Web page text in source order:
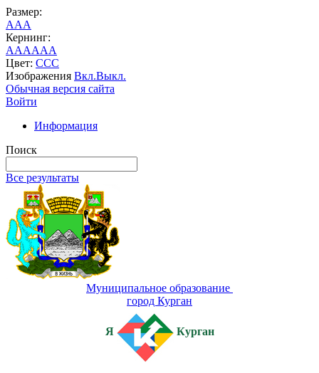
Размер:
AAA
Кернинг:
AAAAAA
Цвет: CCC
Изображения Вкл.Выкл.
Обычная версия сайта
Войти
Информация
Поиск
Все результаты
Муниципальное образование
город Курган
Я Курган